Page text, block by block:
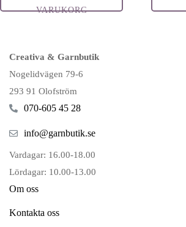
VARUKORG
Creativa & Garnbutik
Nogelidvägen 79-6
293 91 Olofström
070-605 45 28
info@garnbutik.se
Vardagar: 16.00-18.00
Lördagar: 10.00-13.00
Om oss
Kontakta oss